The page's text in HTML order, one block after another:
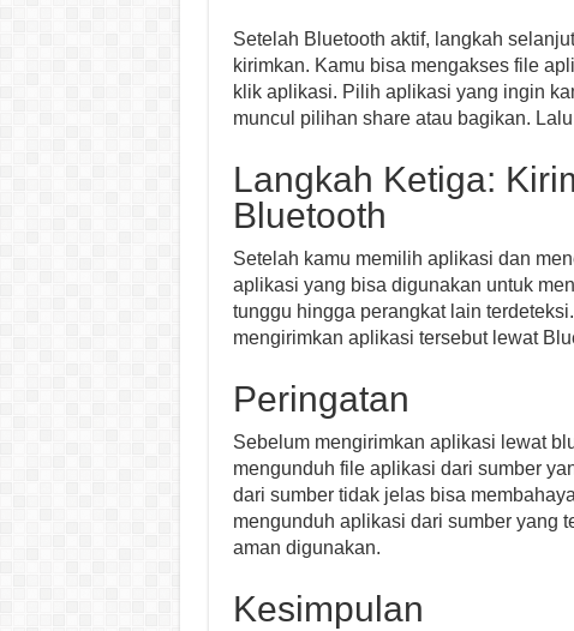
Setelah Bluetooth aktif, langkah
kirimkan. Kamu bisa mengakses file
klik aplikasi. Pilih aplikasi yang ingin
muncul pilihan share atau bagikan.
Langkah Ketiga:
Bluetooth
Setelah kamu memilih aplikasi dan
aplikasi yang bisa digunakan untuk
tunggu hingga perangkat lain
mengirimkan aplikasi tersebut lewat
Peringatan
Sebelum mengirimkan aplikasi lewat
mengunduh file aplikasi dari sumber
dari sumber tidak jelas bisa
mengunduh aplikasi dari sumber yang
aman digunakan.
Kesimpulan